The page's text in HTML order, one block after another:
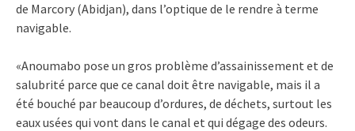
de Marcory (Abidjan), dans l’optique de le rendre à terme
navigable.
«Anoumabo pose un gros problème d’assainissement et de
salubrité parce que ce canal doit être navigable, mais il a
été bouché par beaucoup d’ordures, de déchets, surtout les
eaux usées qui vont dans le canal et qui dégage des odeurs.